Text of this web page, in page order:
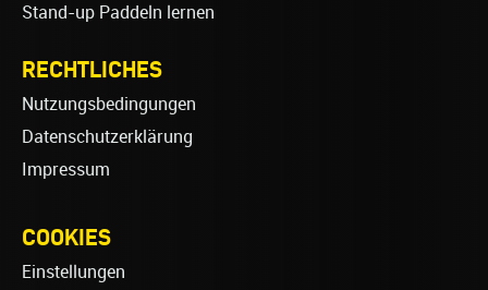
Stand-up Paddeln lernen
RECHTLICHES
Nutzungsbedingungen
Datenschutzerklärung
Impressum
COOKIES
Einstellungen